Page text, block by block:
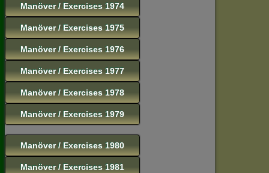
Manöver / Exercises 1974
Manöver / Exercises 1975
Manöver / Exercises 1976
Manöver / Exercises 1977
Manöver / Exercises 1978
Manöver / Exercises 1979
Manöver / Exercises 1980
Manöver / Exercises 1981